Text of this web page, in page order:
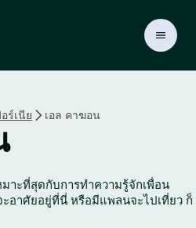
ร์เนีย เอล คาฆอน
าะที่สุดกับการทำความรู้จักเพื่อน
อาศัยอยู่ที่นี่ หรือมีแพลนจะไปเที่ยว ก็